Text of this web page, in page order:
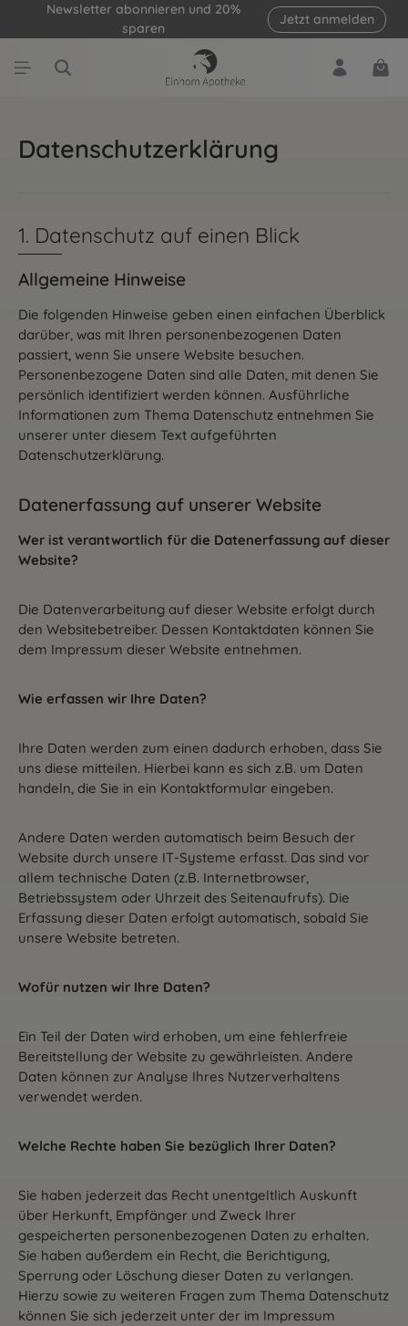
Zum Hauptinhalt springen
Newsletter abonnieren und 20%
sparen
Jetzt anmelden
Datenschutzerklärung
1. Datenschutz auf einen Blick
Allgemeine Hinweise
Die folgenden Hinweise geben einen einfachen Überblick
darüber, was mit Ihren personenbezogenen Daten
passiert, wenn Sie unsere Website besuchen.
Personenbezogene Daten sind alle Daten, mit denen Sie
persönlich identifiziert werden können. Ausführliche
Informationen zum Thema Datenschutz entnehmen Sie
unserer unter diesem Text aufgeführten
Datenschutzerklärung.
Datenerfassung auf unserer Website
Wer ist verantwortlich für die Datenerfassung auf dieser
Website?
Die Datenverarbeitung auf dieser Website erfolgt durch
den Websitebetreiber. Dessen Kontaktdaten können Sie
dem Impressum dieser Website entnehmen.
Wie erfassen wir Ihre Daten?
Ihre Daten werden zum einen dadurch erhoben, dass Sie
uns diese mitteilen. Hierbei kann es sich z.B. um Daten
handeln, die Sie in ein Kontaktformular eingeben.
Andere Daten werden automatisch beim Besuch der
Website durch unsere IT-Systeme erfasst. Das sind vor
allem technische Daten (z.B. Internetbrowser,
Betriebssystem oder Uhrzeit des Seitenaufrufs). Die
Erfassung dieser Daten erfolgt automatisch, sobald Sie
unsere Website betreten.
Wofür nutzen wir Ihre Daten?
Ein Teil der Daten wird erhoben, um eine fehlerfreie
Bereitstellung der Website zu gewährleisten. Andere
Daten können zur Analyse Ihres Nutzerverhaltens
verwendet werden.
Welche Rechte haben Sie bezüglich Ihrer Daten?
Sie haben jederzeit das Recht unentgeltlich Auskunft
über Herkunft, Empfänger und Zweck Ihrer
gespeicherten personenbezogenen Daten zu erhalten.
Sie haben außerdem ein Recht, die Berichtigung,
Sperrung oder Löschung dieser Daten zu verlangen.
Hierzu sowie zu weiteren Fragen zum Thema Datenschutz
können Sie sich jederzeit unter der im Impressum